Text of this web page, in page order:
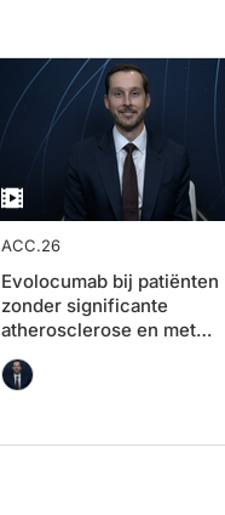
ACC.26
Evolocumab bij patiënten
zonder significante
atherosclerose en met
diabetes: een
perspectief op